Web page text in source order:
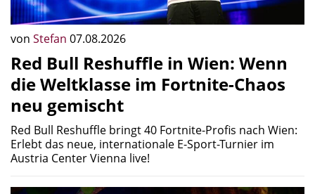
von Stefan 07.08.2026
Red Bull Reshuffle in Wien: Wenn
die Weltklasse im Fortnite-Chaos
neu gemischt
Red Bull Reshuffle bringt 40 Fortnite-Profis nach Wien:
Erlebt das neue, internationale E-Sport-Turnier im
Austria Center Vienna live!